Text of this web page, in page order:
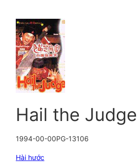
Hail the Judge
1994-00-00PG-13106
Hài hước